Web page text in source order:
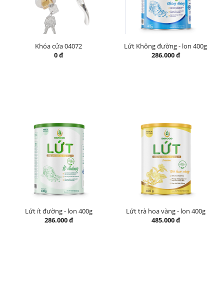
Khóa cửa 04072
0 đ
Lứt Không đường - lon 400g
286.000 đ
Lứt ít đường - lon 400g
286.000 đ
Lứt trà hoa vàng - lon 400g
485.000 đ